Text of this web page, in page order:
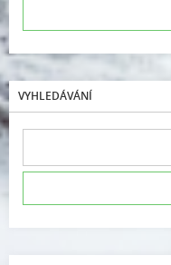
VYHLEDÁVÁNÍ